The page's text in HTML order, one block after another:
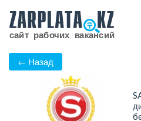
← Назад